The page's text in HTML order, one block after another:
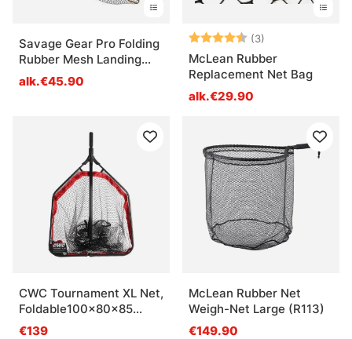
Savage Gear Pro Folding
Rubber Mesh Landing
Nets
alk.€45.90
Arvio: (3)
McLean Rubber
Replacement Net Bag
alk.€29.90
CWC Tournament XL Net,
Foldable100x80x85
Handle - 200cm
€139
McLean Rubber Net
Weigh-Net Large (R113)
€149.90